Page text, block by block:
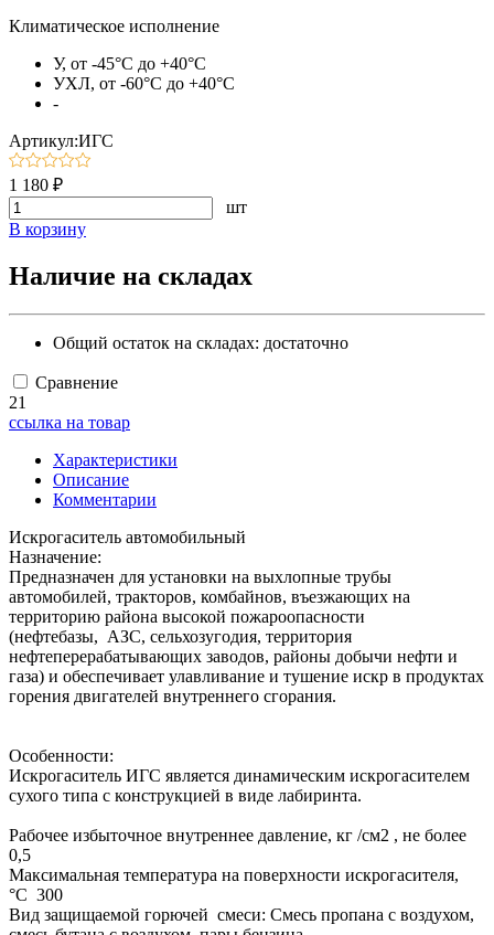
Климатическое исполнение
У, от -45°C до +40°C
УХЛ, от -60°C до +40°C
-
Артикул:ИГС
1 180 ₽
шт
В корзину
Наличие на складах
Общий остаток на складах: достаточно
Сравнение
21
ссылка на товар
Характеристики
Описание
Комментарии
Искрогаситель автомобильный
Назначение:
Предназначен для установки на выхлопные трубы
автомобилей, тракторов, комбайнов, въезжающих на
территорию района высокой пожароопасности
(нефтебазы, АЗС, сельхозугодия, территория
нефтеперерабатывающих заводов, районы добычи нефти и
газа) и обеспечивает улавливание и тушение искр в продуктах
горения двигателей внутреннего сгорания.
Особенности:
Искрогаситель ИГС является динамическим искрогасителем
сухого типа с конструкцией в виде лабиринта.
Рабочее избыточное внутреннее давление, кг /см2 , не более
0,5
Максимальная температура на поверхности искрогасителя,
°С 300
Вид защищаемой горючей смеси: Смесь пропана с воздухом,